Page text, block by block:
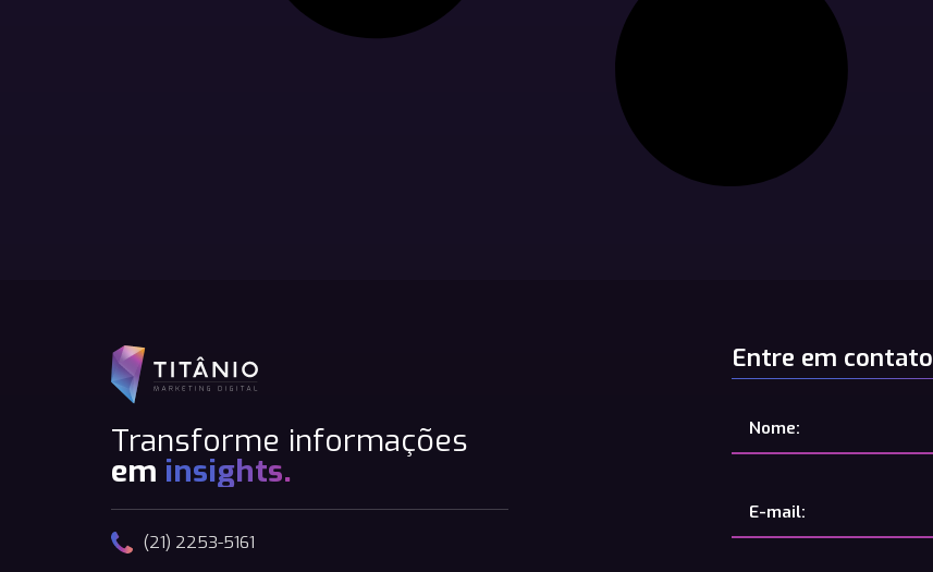
Transforme informações
em insights.
(21) 2253-5161
Entre em contato